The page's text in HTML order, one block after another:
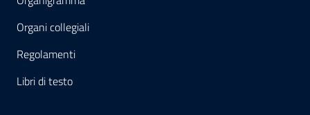
Organi collegiali
Regolamenti
Libri di testo